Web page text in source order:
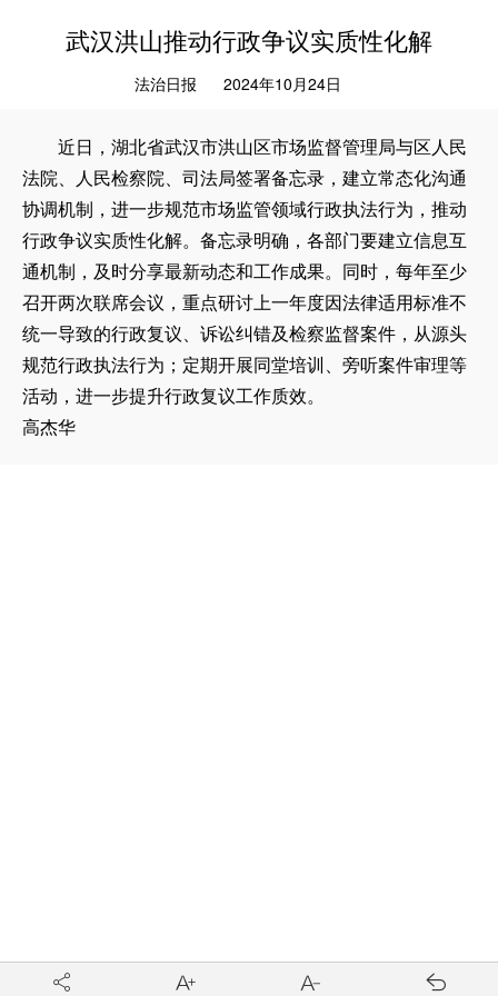
武汉洪山推动行政争议实质性化解
法治日报 2024年10月24日
近日，湖北省武汉市洪山区市场监督管理局与区人民
法院、人民检察院、司法局签署备忘录，建立常态化沟通
协调机制，进一步规范市场监管领域行政执法行为，推动
行政争议实质性化解。备忘录明确，各部门要建立信息互
通机制，及时分享最新动态和工作成果。同时，每年至少
召开两次联席会议，重点研讨上一年度因法律适用标准不
统一导致的行政复议、诉讼纠错及检察监督案件，从源头
规范行政执法行为；定期开展同堂培训、旁听案件审理等
活动，进一步提升行政复议工作质效。
高杰华